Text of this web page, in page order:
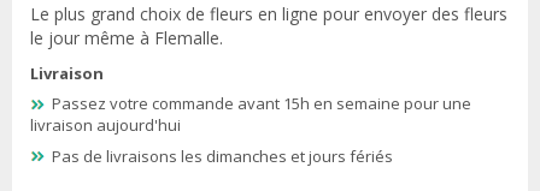
Le plus grand choix de fleurs en ligne pour envoyer des fleurs
le jour même à Flemalle.
Livraison
Passez votre commande avant 15h en semaine pour une
livraison aujourd'hui
Pas de livraisons les dimanches et jours fériés